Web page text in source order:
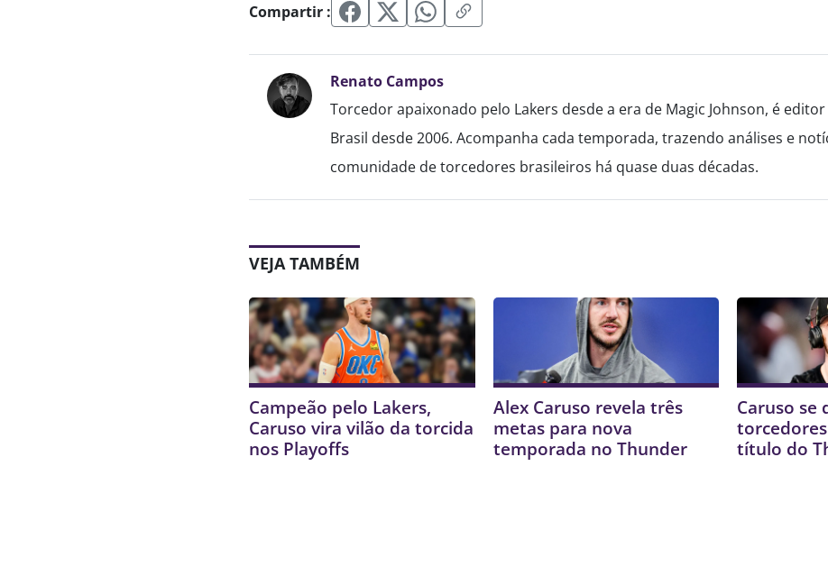
Compartir :
Renato Campos
Torcedor apaixonado pelo Lakers desde a era de Magic Johnson, é
Brasil desde 2006. Acompanha cada temporada, trazendo análises e
comunidade de torcedores brasileiros há quase duas décadas.
VEJA TAMBÉM
Campeão pelo Lakers,
Caruso vira vilão da torcida
nos Playoffs
Alex Caruso revela três
metas para nova
temporada no Thunder
Caruso se
título do